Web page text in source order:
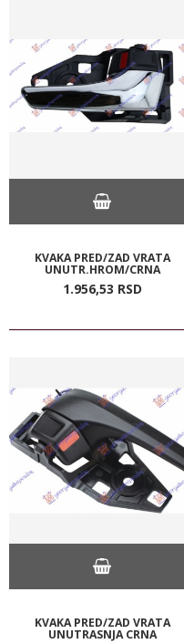
KVAKA PRED/ZAD VRATA
UNUTR.HROM/CRNA
1.956,53 RSD
KVAKA PRED/ZAD VRATA
UNUTRASNJA CRNA